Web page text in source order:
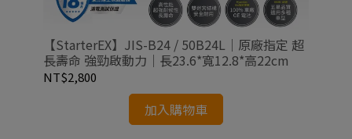
【StarterEX】JIS-B24 / 50B24L｜原廠指定 超
長壽命 強勁啟動力｜長23.6*寬12.8*高22cm
NT$2,800
加入購物車